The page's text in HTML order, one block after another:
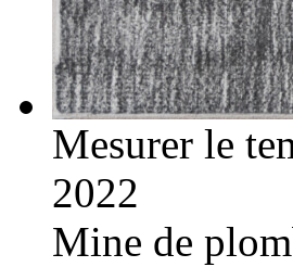
Mesurer le
2022
Mine de